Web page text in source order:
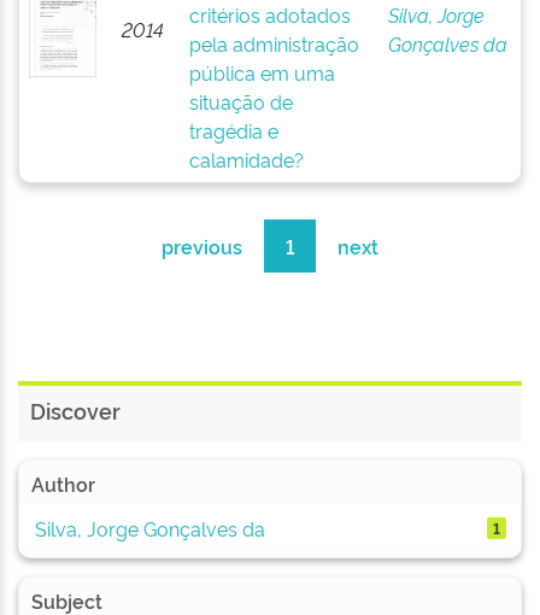
2014
critérios adotados
pela administração
pública em uma
situação de
tragédia e
calamidade?
Silva, Jorge
Gonçalves da
previous 1 next
Discover
Author
Silva, Jorge Gonçalves da
1
Subject